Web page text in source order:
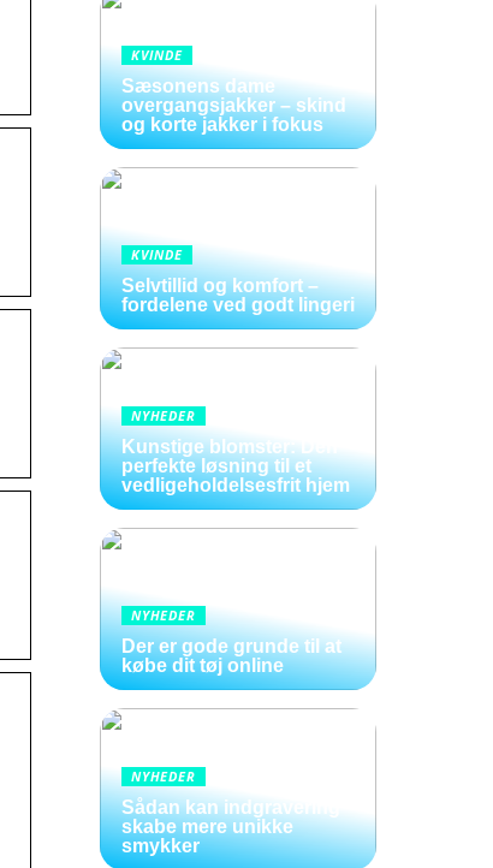
KVINDE
Sæsonens dame
overgangsjakker – skind
og korte jakker i fokus
KVINDE
Selvtillid og komfort –
fordelene ved godt lingeri
NYHEDER
Kunstige blomster: Den
perfekte løsning til et
vedligeholdelsesfrit hjem
NYHEDER
Der er gode grunde til at
købe dit tøj online
NYHEDER
Sådan kan indgravering
skabe mere unikke
smykker